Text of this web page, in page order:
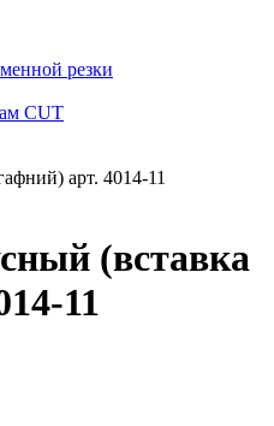
резки
CUT
арт. 4014-11
(вставка
11